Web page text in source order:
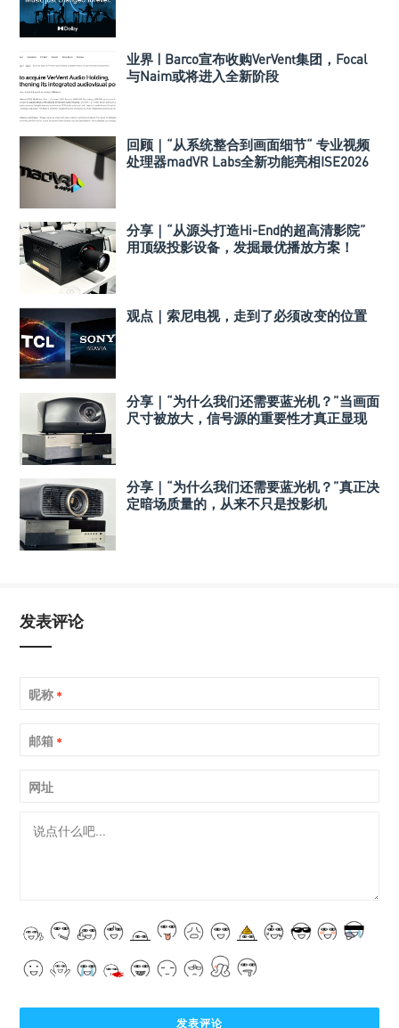
业界 | Barco宣布收购VerVent集团，Focal
与Naim或将进入全新阶段
回顾｜“从系统整合到画面细节“ 专业视频
处理器madVR Labs全新功能亮相ISE2026
分享｜“从源头打造Hi-End的超高清影院”
用顶级投影设备，发掘最优播放方案！
观点｜索尼电视，走到了必须改变的位置
分享｜“为什么我们还需要蓝光机？”当画面
尺寸被放大，信号源的重要性才真正显现
分享｜“为什么我们还需要蓝光机？”真正决
定暗场质量的，从来不只是投影机
发表评论
昵称 *
邮箱 *
网址